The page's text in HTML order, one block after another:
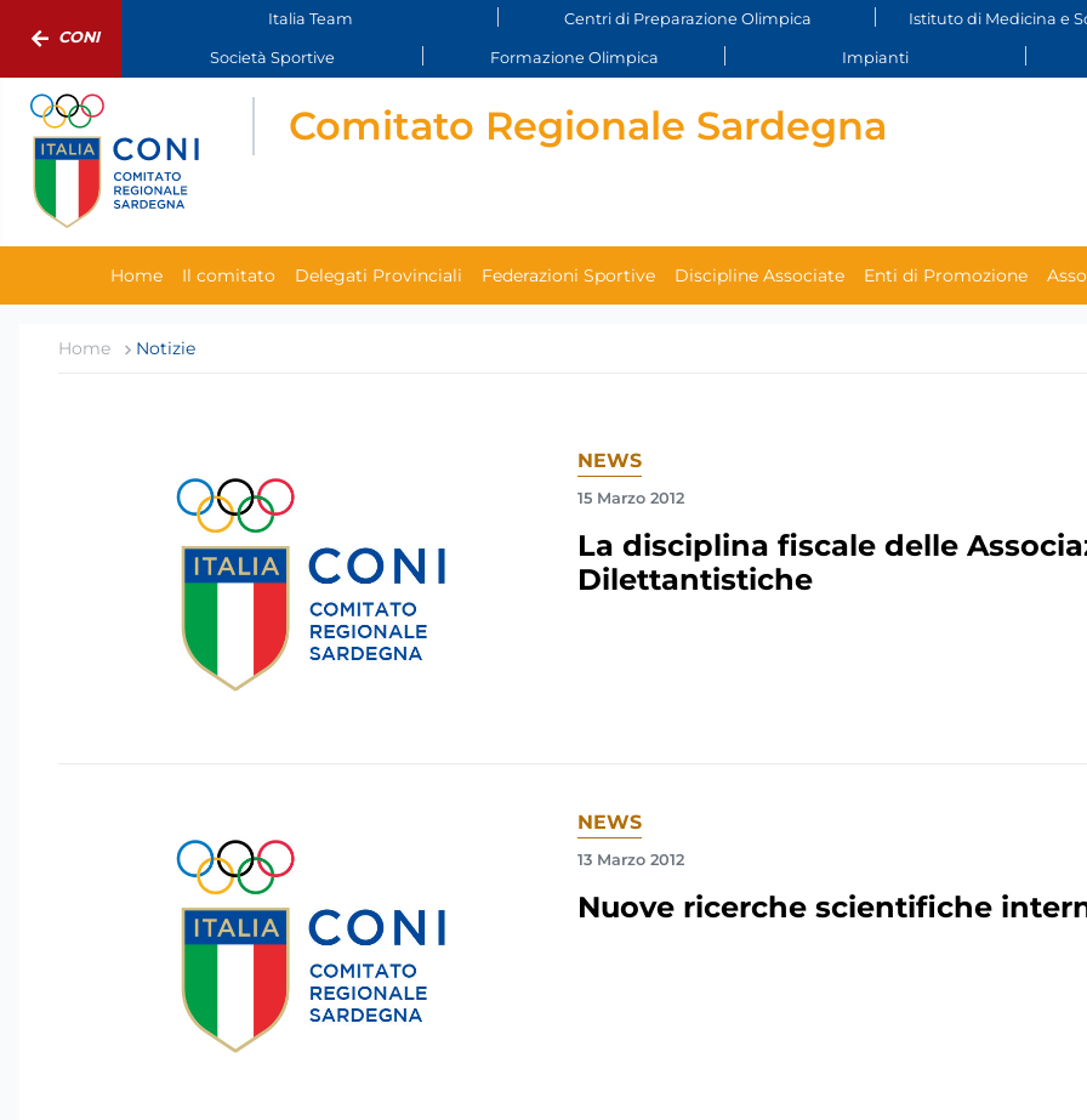
CONI
Italia Team Centri di Preparazione Olimpica Istituto di Medicina e
Società Sportive Formazione Olimpica Impianti
Comitato Regionale Sardegna
Home Il comitato Delegati Provinciali Federazioni Sportive Discipline Associate Enti di Promozione
Home Notizie
NEWS
15 Marzo 2012
La disciplina fiscale delle
Dilettantistiche
NEWS
13 Marzo 2012
Nuove ricerche scientifiche